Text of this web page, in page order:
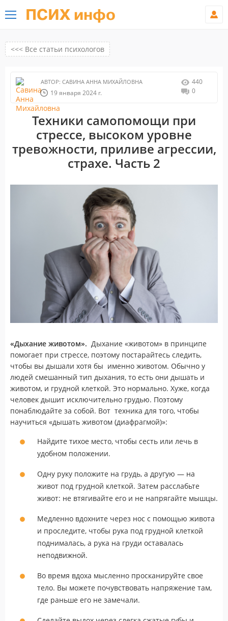
ПСИХ инфо
<<< Все статьи психологов
АВТОР: САВИНА АННА МИХАЙЛОВНА
19 января 2024 г.
440
0
Техники самопомощи при
стрессе, высоком уровне
тревожности, приливе агрессии,
страхе. Часть 2
«Дыхание животом». Дыхание «животом» в принципе
помогает при стрессе, поэтому постарайтесь следить,
чтобы вы дышали хотя бы именно животом. Обычно у
людей смешанный тип дыхания, то есть они дышать и
животом, и грудной клеткой. Это нормально. Хуже, когда
человек дышит исключительно грудью. Поэтому
понаблюдайте за собой. Вот техника для того, чтобы
научиться «дышать животом (диафрагмой)»:
Найдите тихое место, чтобы сесть или лечь в
удобном положении.
Одну руку положите на грудь, а другую — на
живот под грудной клеткой. Затем расслабьте
живот: не втягивайте его и не напрягайте мышцы.
Медленно вдохните через нос с помощью живота
и проследите, чтобы рука под грудной клеткой
поднималась, а рука на груди оставалась
неподвижной.
Во время вдоха мысленно просканируйте свое
тело. Вы можете почувствовать напряжение там,
где раньше его не замечали.